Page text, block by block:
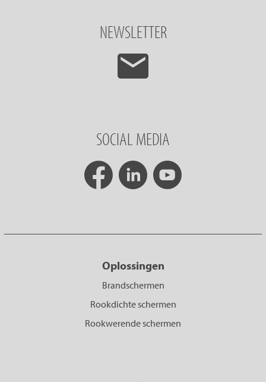
NEWSLETTER
SOCIAL MEDIA
Oplossingen
Brandschermen
Rookdichte schermen
Rookwerende schermen